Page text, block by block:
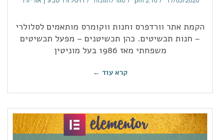
הקמת אתר וורדפרס וחנות ווקומרס מותאמים לסלולרי
– חנות תכשיטים. כהן תכשיטנים – מפעל תכשיטים
משפחתי מאז 1986 בעל מוניטין
קרא עוד ←